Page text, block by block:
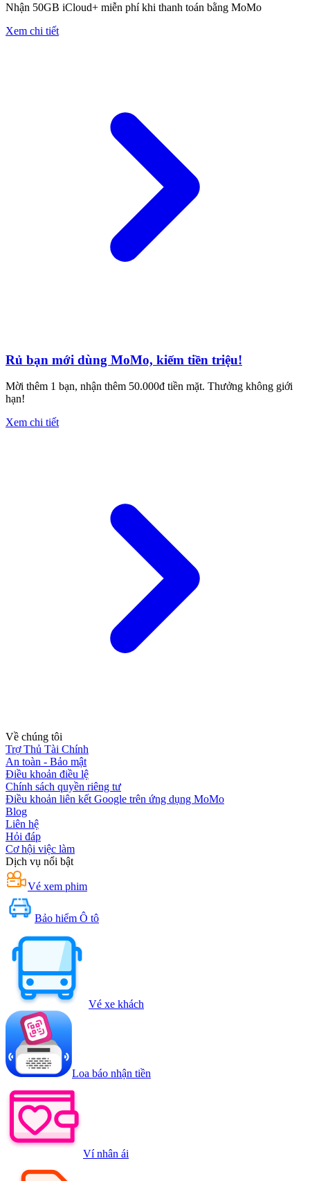
Nhận 50GB iCloud+ miễn phí khi thanh toán bằng MoMo
Xem chi tiết
Rủ bạn mới dùng MoMo, kiếm tiền triệu!
Mời thêm 1 bạn, nhận thêm 50.000đ tiền mặt. Thưởng không giới
hạn!
Xem chi tiết
Về chúng tôi
Trợ Thủ Tài Chính
An toàn - Bảo mật
Điều khoản điều lệ
Chính sách quyền riêng tư
Điều khoản liên kết Google trên ứng dụng MoMo
Blog
Liên hệ
Hỏi đáp
Cơ hội việc làm
Dịch vụ nổi bật
Vé xem phim
Bảo hiểm Ô tô
Vé xe khách
Loa báo nhận tiền
Ví nhân ái